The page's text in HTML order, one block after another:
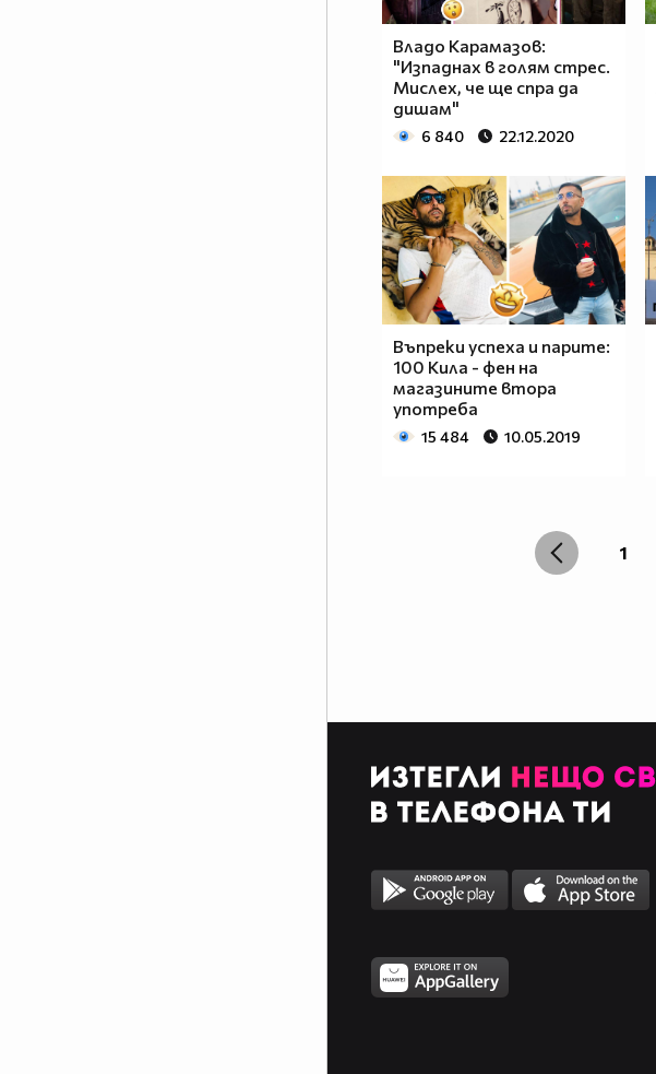
Владо Карамазов:
"Изпаднах в голям стрес.
Мислех, че ще спра да
дишам"
6 840 22.12.2020
Въпреки успеха и парите:
100 Кила - фен на
магазините втора
употреба
15 484 10.05.2019
1